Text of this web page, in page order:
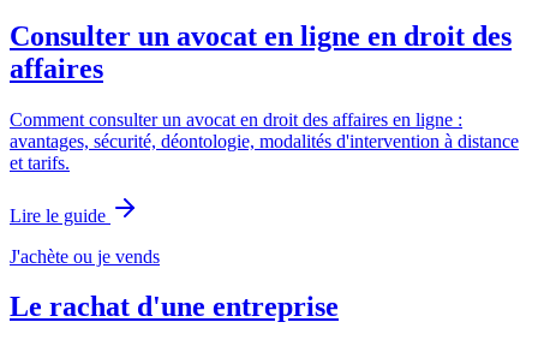
Consulter un avocat en ligne en droit des
affaires
Comment consulter un avocat en droit des affaires en ligne :
avantages, sécurité, déontologie, modalités d'intervention à distance
et tarifs.
Lire le guide
J'achète ou je vends
Le rachat d'une entreprise